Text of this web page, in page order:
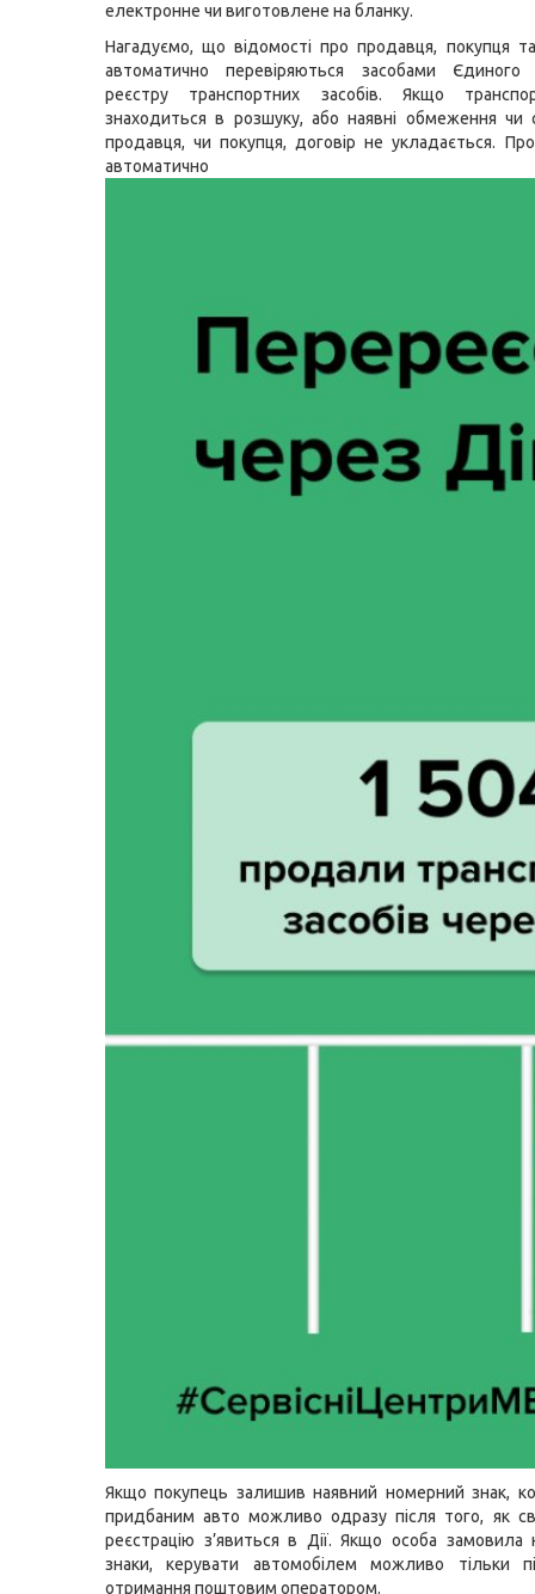
електронне чи виготовлене на бланку.
Нагадуємо, що відомості про продавця, покупця
автоматично перевіряються засобами Єдиного
реєстру транспортних засобів. Якщо
знаходиться в розшуку, або наявні обмеження чи
продавця, чи покупця, договір не укладається.
автоматично
Якщо покупець залишив наявний номерний знак,
придбаним авто можливо одразу після того, як
реєстрацію з’явиться в Дії. Якщо особа замовила
знаки, керувати автомобілем можливо тільки
отримання поштовим оператором.